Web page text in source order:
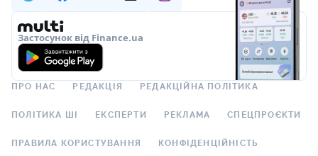
Застосунок від Finance.ua
ПРО НАС РЕДАКЦІЯ РЕДАКЦІЙНА ПОЛІТИКА
ПОЛІТИКА ШІ ЕКСПЕРТИ РЕКЛАМА СПЕЦПРОЄКТИ
ПРАВИЛА КОРИСТУВАННЯ КОНФІДЕНЦІЙНІСТЬ